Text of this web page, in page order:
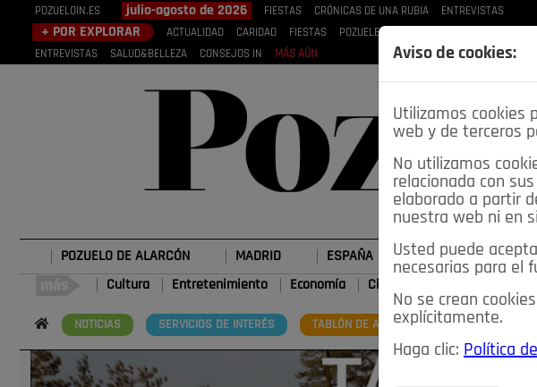
POZUELOIN.ES julio-agosto de 2026 FIESTAS CRÓNICAS DE UNA RUBIA ENTREVISTAS
+ POR EXPLORAR ACTUALIDAD CARIDAD FIESTAS POZUELEROS
ENTREVISTAS
SALUD&BELLEZA CONSEJOS IN MÁS AÚN
POZUELO DE ALARCÓN MADRID ESPAÑA DEPORTES
Cultura Entretenimiento Economía Ciencia&Tecnología
NOTICIAS SERVICIOS DE INTERÉS TABLÓN DE ANUNCIOS MIS ANUNCIOS
Aviso de cookies:
Utilizamos cookies
web y de terceros
No utilizamos
relacionada con
elaborado a partir
nuestra web ni en
Usted puede
necesarias para el
No se crean
explícitamente.
Haga clic: Política